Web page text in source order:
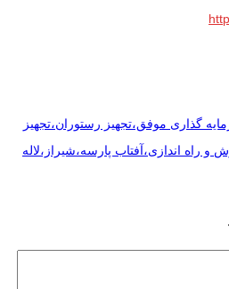
گذاری موفق،تجهیز رستوران،تجهیز
راه اندازی،آفتاب پارسه،شیراز،لاله